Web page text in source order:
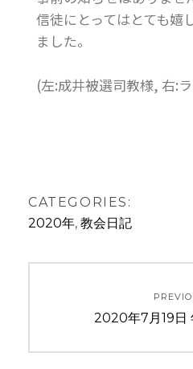
信徒にとってはとても嬉
ました。
(左:成井被選司教様, 右:
CATEGORIES:
2020年, 教会日記
2020年7月19日